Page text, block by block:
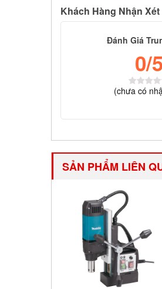
Khách Hàng Nhận Xét
Đánh Giá
0/5
(chưa có
SẢN PHẨM LIÊN